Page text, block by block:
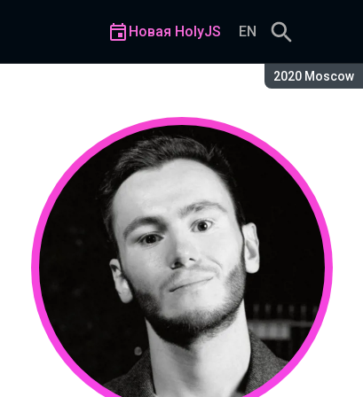
Сезон:
2020 Moscow
Новая HolyJS EN